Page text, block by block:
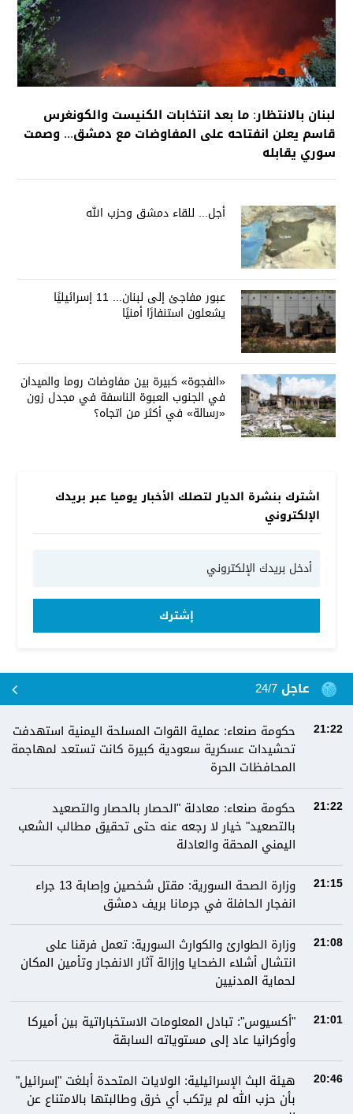
لبنان بالانتظار: ما بعد انتخابات الكنيست والكونغرس
قاسم يعلن انفتاحه على المفاوضات مع دمشق... وصمت
سوري يقابله
أجل... للقاء دمشق وحزب الله
عبور مفاجئ إلى لبنان... 11 إسرائيليًا
يشعلون استنفارًا أمنيًا
«الفجوة» كبيرة بين مفاوضات روما والميدان
في الجنوب العبوة الناسفة في مجدل زون
«رسالة» في أكثر من اتجاه؟
اشترك بنشرة الديار لتصلك الأخبار يوميا عبر بريدك
الإلكتروني
إشترك
عاجل 24/7
21:22
حكومة صنعاء: عملية القوات المسلحة اليمنية استهدفت
تحشيدات عسكرية سعودية كبيرة كانت تستعد لمهاجمة
المحافظات الحرة
21:22
حكومة صنعاء: معادلة "الحصار بالحصار والتصعيد
بالتصعيد" خيار لا رجعه عنه حتى تحقيق مطالب الشعب
اليمني المحقة والعادلة
21:15
وزارة الصحة السورية: مقتل شخصين وإصابة 13 جراء
انفجار الحافلة في جرمانا بريف دمشق
21:08
وزارة الطوارئ والكوارث السورية: تعمل فرقنا على
انتشال أشلاء الضحايا وإزالة آثار الانفجار وتأمين المكان
لحماية المدنيين
21:01
"أكسيوس": تبادل المعلومات الاستخباراتية بين أميركا
وأوكرانيا عاد إلى مستوياته السابقة
20:46
هيئة البث الإسرائيلية: الولايات المتحدة أبلغت "إسرائيل"
بأن حزب الله لم يرتكب أي خرق وطالبتها بالامتناع عن